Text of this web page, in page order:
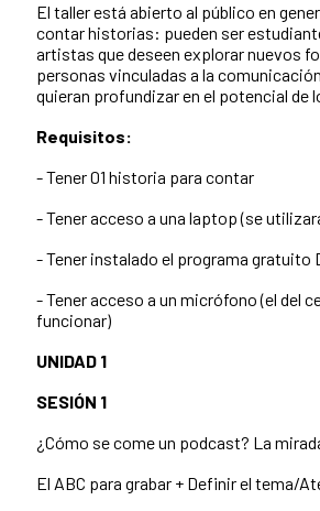
El taller está abierto al público en
contar historias: pueden ser
artistas que deseen explorar nuevos
personas vinculadas a la
quieran profundizar en el potencial de
Requisitos:
- Tener 01 historia para contar
- Tener acceso a una laptop (se
- Tener instalado el programa gratuito
- Tener acceso a un micrófono (el del
funcionar)
UNIDAD 1
SESIÓN 1
¿Cómo se come un podcast? La
El ABC para grabar + Definir el tema/